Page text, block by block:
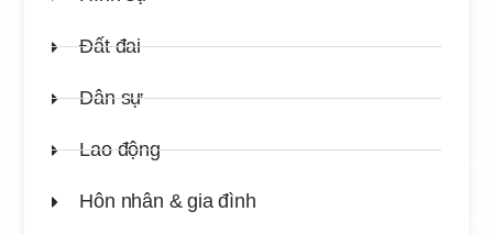
Đất đai
Dân sự
Lao động
Hôn nhân & gia đình